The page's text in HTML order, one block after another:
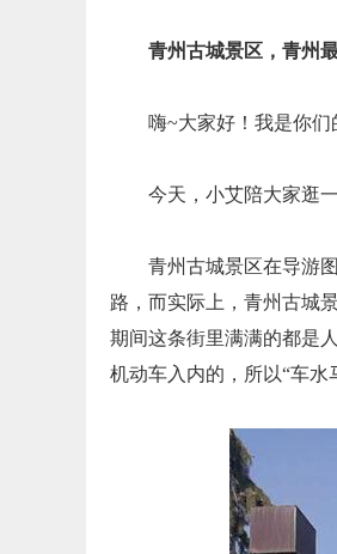
青州古城景区，青州
嗨~大家好！我是你们
今天，小艾陪大家逛
青州古城景区在导游
路，而实际上，青州古城
期间这条街里满满的都是
机动车入内的，所以“车水